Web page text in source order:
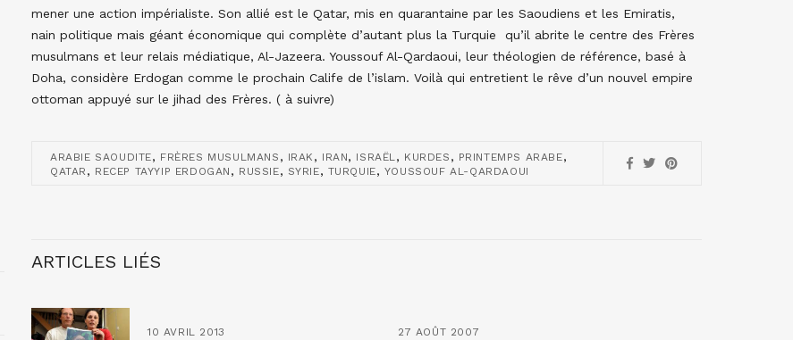
mener une action impérialiste. Son allié est le Qatar, mis en quarantaine par les Saoudiens et les Emiratis,
nain politique mais géant économique qui complète d’autant plus la Turquie qu’il abrite le centre des Frères
musulmans et leur relais médiatique, Al-Jazeera. Youssouf Al-Qardaoui, leur théologien de référence, basé à
Doha, considère Erdogan comme le prochain Calife de l’islam. Voilà qui entretient le rêve d’un nouvel empire
ottoman appuyé sur le jihad des Frères. ( à suivre)
ARABIE SAOUDITE, FRÈRES MUSULMANS , IRAK , IRAN, ISRAËL , KURDES , PRINTEMPS ARABE,
QATAR , RECEP TAYYIP ERDOGAN , RUSSIE, SYRIE, TURQUIE, YOUSSOUF AL-QARDAOUI
ARTICLES LIÉS
10 AVRIL 2013 27 AOÛT 2007